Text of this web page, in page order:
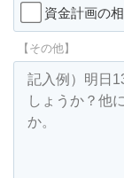
資金計画の
【その他】